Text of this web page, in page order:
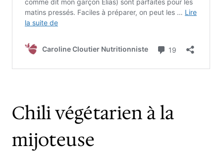
Chili végétarien à la
mijoteuse